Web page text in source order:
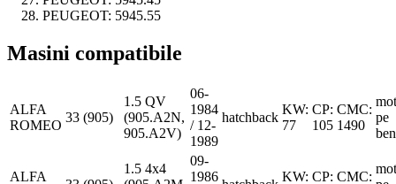
PEUGEOT: 5945.55
Masini compatibile
ALFA
ROMEO
33 (905)
1.5 QV
(905.A2N,
905.A2V)
06-
1984
/ 12-
1989
hatchback
KW:
77
CP:
105
CMC:
1490
pe
ALFA
1.5 4x4
09-
1986
KW: CP: CMC: